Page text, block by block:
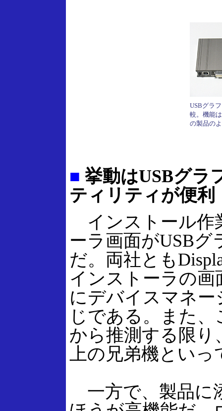
USBグラ
較。機能
の製品の
■ 挙動はUSBグラ
ティリティが便利
インストール作
ーラ画面がUSB
だ。両社とも
インストーラの
にデバイスマネ
じである。また
から推測する限り
上の兄弟機といっ
一方で、製品に